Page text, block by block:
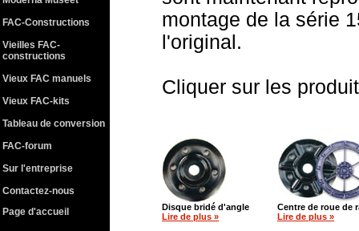
FAC-Constructions
Vieilles FAC-
constructions
Vieux FAC manuels
Vieux FAC-kits
Tableau de conversion
FAC-forum
Sur l'entreprise
Contactez-nous
Page d'accueil
montage de la série
l'original.
Cliquer sur les
Disque bridé d'angle
Lire de plus »
Centre de roue de
Lire de plus »